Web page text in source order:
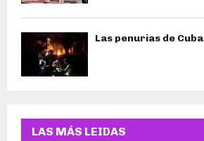
Las penurias de Cuba
LAS MÁS LEIDAS